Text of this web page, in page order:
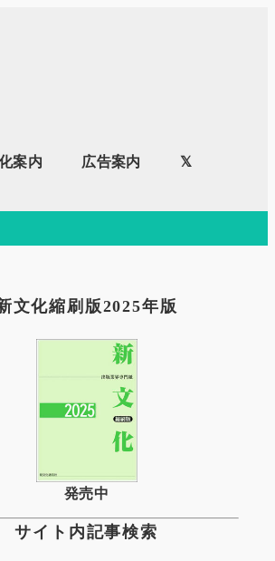
案内 広告案内 𝕏
文化縮刷版2025年版
発売中
サイト内記事検索